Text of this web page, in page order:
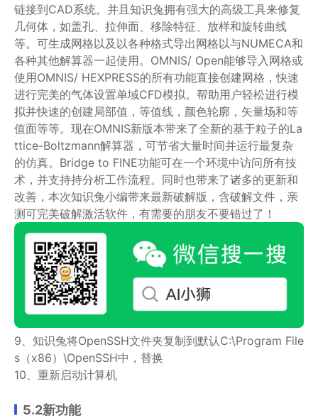
链接到CAD系统。并且知识兔拥有强大的高级工具来修复
几何体，如盖孔、拉伸面、移除特征、放样和旋转曲线
等。可生成网格以及以各种格式导出网格以与NUMECA和
各种其他解算器一起使用。OMNIS/ Open能够导入网格或
使用OMNIS/ HEXPRESS的所有功能直接创建网格，快速
进行完美的气体设置单域CFD模拟。帮助用户轻松进行模
拟并快速的创建局部值，等值线，颜色轮廓，矢量场和等
值面等等。现在OMNIS新版本带来了全新的基于粒子的La
ttice-Boltzmann解算器，可节省大量时间并运行最复杂
的仿真。Bridge to FINE功能可在一个环境中访问所有技
术，并支持持分析工作流程。同时也带来了诸多的更新和
改善，本次知识兔小编带来最新破解版，含破解文件，亲
测可完美破解激活软件，有需要的朋友不要错过了！
9、知识兔将OpenSSH文件夹复制到默认C:\Program File
s（x86）\OpenSSH中，替换
10、重新启动计算机
5.2新功能